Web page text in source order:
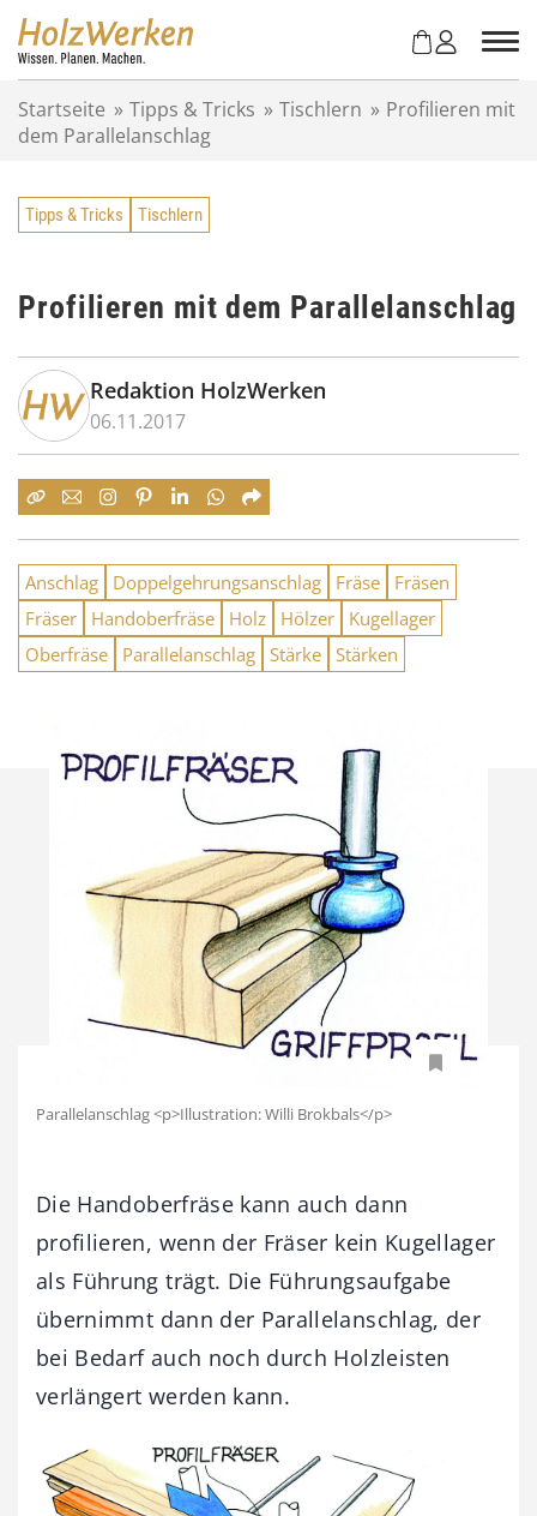
Startseite » Tipps & Tricks » Tischlern » Profilieren mit
dem Parallelanschlag
Tipps & Tricks Tischlern
Profilieren mit dem Parallelanschlag
Redaktion HolzWerken
06.11.2017
Anschlag Doppelgehrungsanschlag Fräse
Fräsen
Fräser
Handoberfräse Holz Hölzer
Kugellager
Oberfräse
Parallelanschlag Stärke Stärken
Parallelanschlag <p>Illustration: Willi Brokbals</p>
Die Handoberfräse kann auch dann
profilieren, wenn der Fräser kein Kugellager
als Führung trägt. Die Führungsaufgabe
übernimmt dann der Parallelanschlag, der
bei Bedarf auch noch durch Holzleisten
verlängert werden kann.